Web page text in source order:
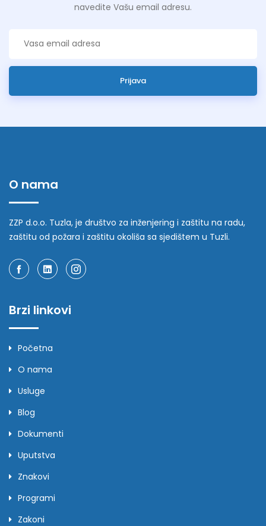
navedite Vašu email adresu.
Prijava
O nama
ZZP d.o.o. Tuzla, je društvo za inženjering i zaštitu na radu,
zaštitu od požara i zaštitu okoliša sa sjedištem u Tuzli.
Brzi linkovi
Početna
O nama
Usluge
Blog
Dokumenti
Uputstva
Znakovi
Programi
Zakoni